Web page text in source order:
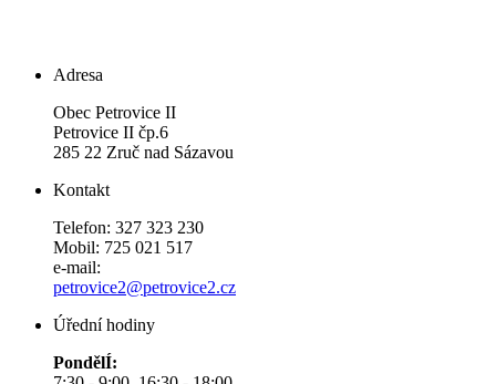
Adresa
Obec Petrovice II
Petrovice II čp.6
285 22 Zruč nad Sázavou
Kontakt
Telefon: 327 323 230
Mobil: 725 021 517
e-mail:
petrovice2@petrovice2.cz
Úřední hodiny
PondělÍ: